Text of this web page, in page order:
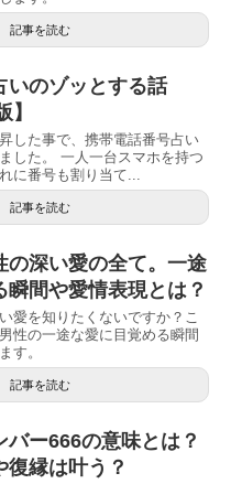
記事を読む
いのゾッとする話
】
した事で、携帯電話番号占い
した。 一人一台スマホを持つ
に番号も割り当て...
記事を読む
の深い愛の全て。一途
瞬間や愛情表現とは？
愛を知りたくないですか？こ
性の一途な愛に目覚める瞬間
す。
記事を読む
バー666の意味とは？
復縁は叶う？